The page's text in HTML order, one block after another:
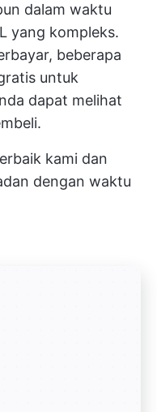
dalam waktu
yang kompleks.
beberapa
untuk
dapat melihat
kami dan
dengan waktu